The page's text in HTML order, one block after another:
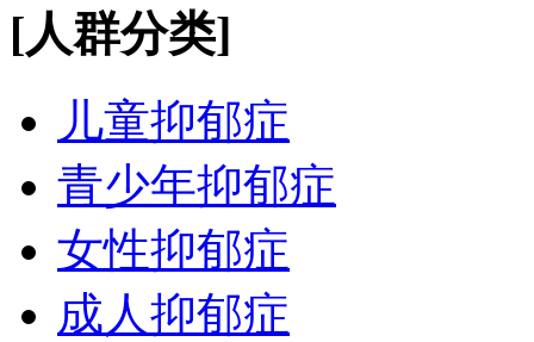
[人群分类]
儿童抑郁症
青少年抑郁症
女性抑郁症
成人抑郁症